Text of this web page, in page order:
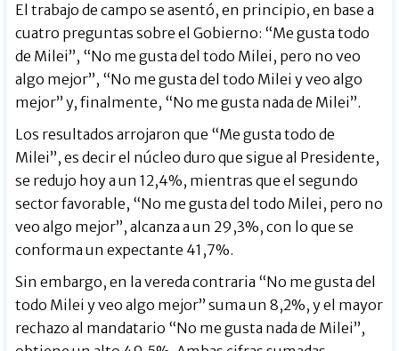
El trabajo de campo se asentó, en principio, en base a
cuatro preguntas sobre el Gobierno: “Me gusta todo
de Milei”, “No me gusta del todo Milei, pero no veo
algo mejor”, “No me gusta del todo Milei y veo algo
mejor” y, finalmente, “No me gusta nada de Milei”.
Los resultados arrojaron que “Me gusta todo de
Milei”, es decir el núcleo duro que sigue al Presidente,
se redujo hoy a un 12,4%, mientras que el segundo
sector favorable, “No me gusta del todo Milei, pero no
veo algo mejor”, alcanza a un 29,3%, con lo que se
conforma un expectante 41,7%.
Sin embargo, en la vereda contraria “No me gusta del
todo Milei y veo algo mejor” suma un 8,2%, y el mayor
rechazo al mandatario “No me gusta nada de Milei”,